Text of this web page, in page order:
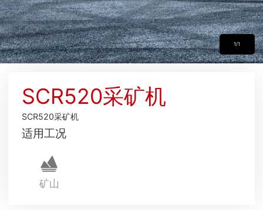
1/1
SCR520采矿机
SCR520采矿机
适用工况
矿山